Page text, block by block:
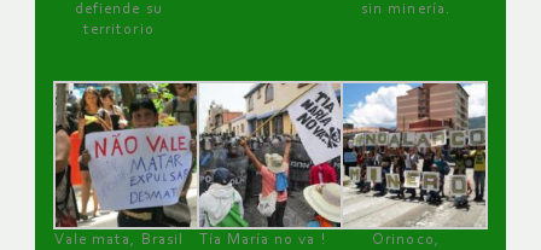
defiende su
territorio
sin minería.
Vale mata, Brasil
Tía María no va !
Orinoco,